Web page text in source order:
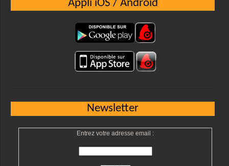
Appli iOS / Android
Newsletter
Entrez votre adresse email :